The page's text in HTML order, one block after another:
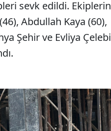
sevk edildi. Ekiplerin
Abdullah Kaya (60),
Şehir ve Evliya Çelebi